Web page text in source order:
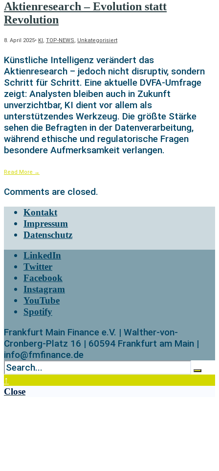
Aktienresearch – Evolution statt
Revolution
8. April 2025• KI, TOP-NEWS, Unkategorisiert
Künstliche Intelligenz verändert das
Aktienresearch – jedoch nicht disruptiv, sondern
Schritt für Schritt. Eine aktuelle DVFA-Umfrage
zeigt: Analysten bleiben auch in Zukunft
unverzichtbar, KI dient vor allem als
unterstützendes Werkzeug. Die größte Stärke
sehen die Befragten in der Datenverarbeitung,
während ethische und regulatorische Fragen
besondere Aufmerksamkeit verlangen.
Read More →
Comments are closed.
Kontakt
Impressum
Datenschutz
LinkedIn
Twitter
Facebook
Instagram
YouTube
Spotify
Frankfurt Main Finance e.V. | Walther-von-
Cronberg-Platz 16 | 60594 Frankfurt am Main |
info@fmfinance.de
↑
Close